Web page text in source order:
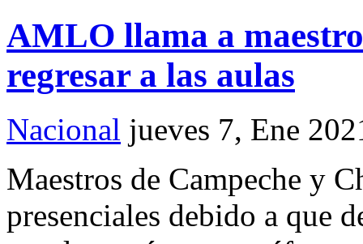
AMLO llama a
regresar a las aulas
Nacional jueves 7, Ene
Maestros de Campeche y
presenciales debido a que